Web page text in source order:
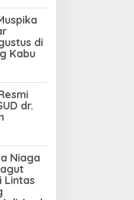
di
Kabu
dr.
Niaga
Lintas